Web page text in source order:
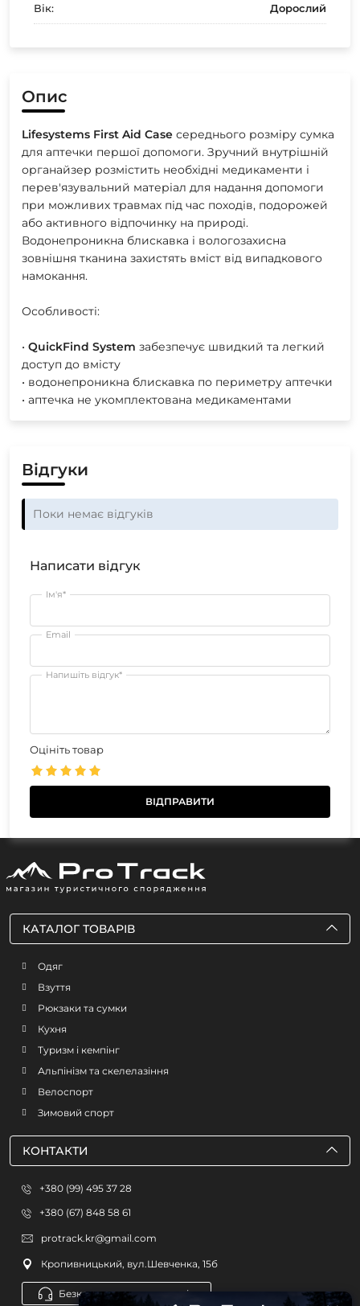
Вік: Дорослий
Опис
Lifesystems First Aid Case середнього розміру сумка
для аптечки першої допомоги. Зручний внутрішній
органайзер розмістить необхідні медикаменти і
перев'язувальний матеріал для надання допомоги
при можливих травмах під час походів, подорожей
або активного відпочинку на природі.
Водонепроникна блискавка і вологозахисна
зовнішня тканина захистять вміст від випадкового
намокання.
Особливості:
• QuickFind System забезпечує швидкий та легкий
доступ до вмісту
• водонепроникна блискавка по периметру аптечки
• аптечка не укомплектована медикаментами
Відгуки
Поки немає відгуків
Написати відгук
Ім'я*
Email
Напишіть відгук*
Оцініть товар
КАТАЛОГ ТОВАРІВ
Одяг
Взуття
Рюкзаки та сумки
Кухня
Туризм і кемпінг
Альпінізм та скелелазіння
Велоспорт
Зимовий спорт
КОНТАКТИ
+380 (99) 495 37 28
+380 (67) 848 58 61
protrack.kr@gmail.com
Кропивницький, вул.Шевченка, 15б
Безкоштовна консультація